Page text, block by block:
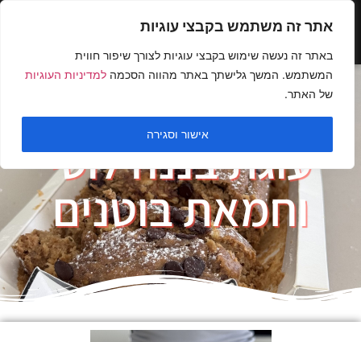
אתר זה משתמש בקבצי עוגיות
באתר זה נעשה שימוש בקבצי עוגיות לצורך שיפור חווית
המשתמש. המשך גלישתך באתר מהווה הסכמה למדיניות העוגיות
של האתר.
אישור וסגירה
עוגת בננה לוטי
וחמאת בוטנים